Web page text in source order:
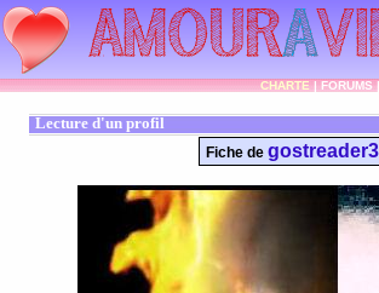
CHARTE|FORUMS
Lecture d'un profil
Fiche de gostreader3